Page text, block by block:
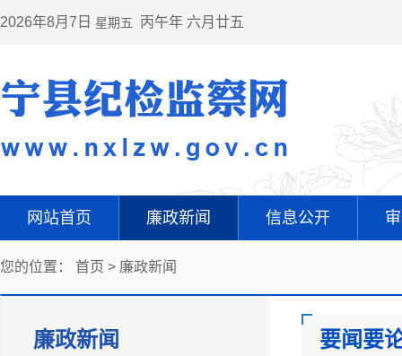
2026年8月7日 星期五 丙午年 六月廿五
网站首页 廉政新闻 信息公开
您的位置： 首页 > 廉政新闻
廉政新闻 要闻要